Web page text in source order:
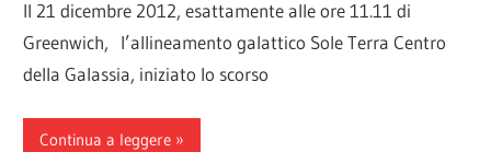
Il 21 dicembre 2012, esattamente alle ore 11.11 di
Greenwich, l’allineamento galattico Sole Terra Centro
della Galassia, iniziato lo scorso
Continua a leggere